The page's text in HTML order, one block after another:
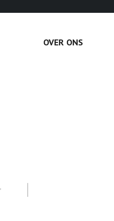
OVER ONS
,